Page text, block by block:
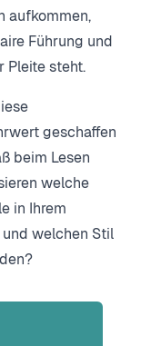
aufkommen,
Führung und
Pleite steht.
geschaffen
beim Lesen
welche
in Ihrem
welchen Stil